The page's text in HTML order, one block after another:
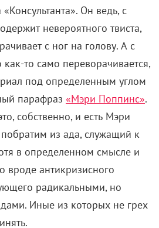
Он ведь, с
невероятного твиста,
с ног на голову. А с
то само переворачивается,
под определенным углом
парафраз «Мэри Поппинс».
собственно, и есть Мэри
из ада, служащий к
в определенном смысле и
вроде антикризисного
радикальными, но
Иные из которых не грех